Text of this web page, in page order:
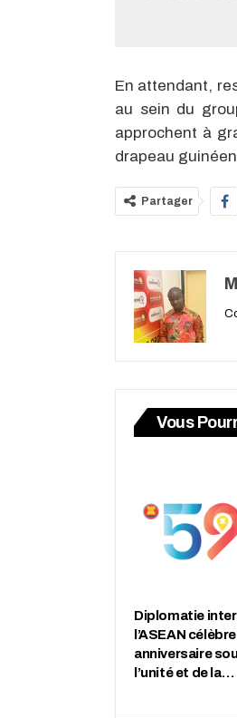
En attendant,
au sein du
approchent à
drapeau
Partager
Vous
Diplomatie
l’ASEAN
anniversaire
l’unité et de la…